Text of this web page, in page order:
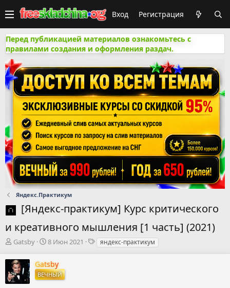
Вход Регистрация
Перед публикацией материалов ознакомьтесь с
правилами создания и оформления раздач.
Яндекс.Практикум
[Яндекс-практикум] Курс критического
и креативного мышления [1 часть] (2021)
А
т
о
р
Gatsby
Д
т
а
н
8 Июн 2021
Тяндекс-практикум
Gatsby
ВЕЧНЫЙ